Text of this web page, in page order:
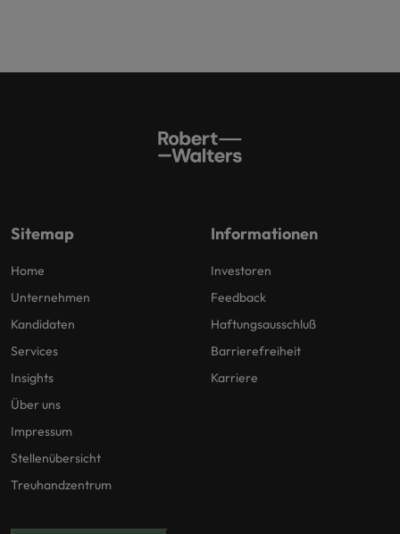
Sitemap
Home
Unternehmen
Kandidaten
Services
Insights
Über uns
Impressum
Stellenübersicht
Treuhandzentrum
Informationen
Investoren
Feedback
Haftungsausschluß
Barrierefreiheit
Karriere